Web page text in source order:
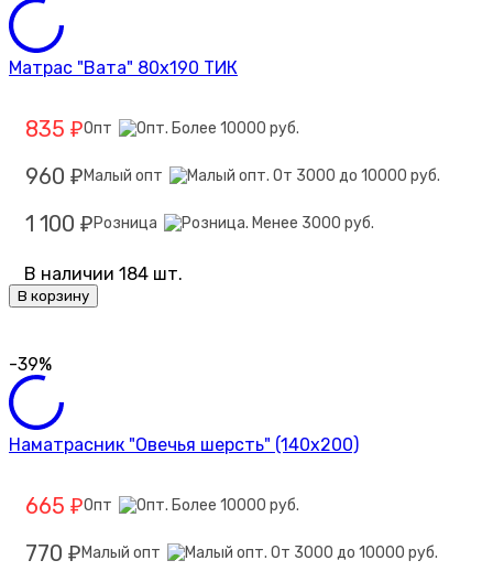
Матрас "Вата" 80х190 ТИК
835 ₽Опт
960 ₽ Малый опт
1 100 ₽ Розница
В наличии 184 шт.
В корзину
-39%
Наматрасник "Овечья шерсть" (140х200)
665 ₽Опт
770 ₽ Малый опт